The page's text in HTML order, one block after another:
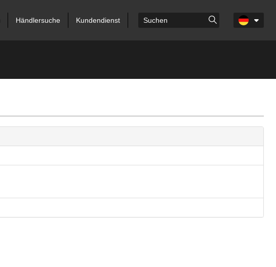
Händlersuche Kundendienst